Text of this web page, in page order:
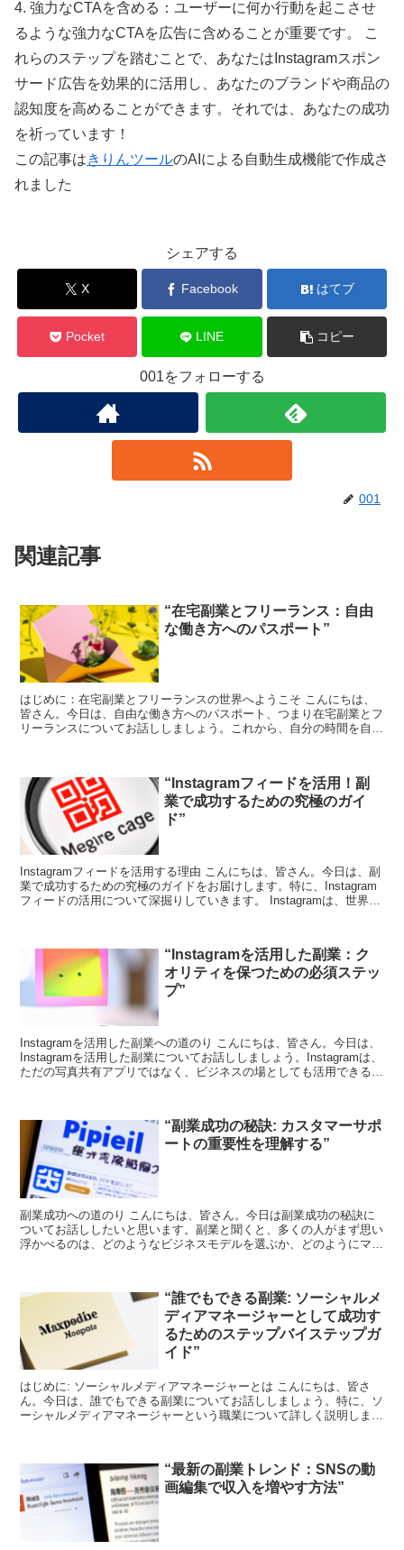
4. 強力なCTAを含める：ユーザーに何か行動を起こさせ
るような強力なCTAを広告に含めることが重要です。 こ
れらのステップを踏むことで、あなたはInstagramスポン
サード広告を効果的に活用し、あなたのブランドや商品の
認知度を高めることができます。それでは、あなたの成功
を祈っています！
この記事はきりんツールのAIによる自動生成機能で作成さ
れました
シェアする
X Facebook はてブ
Pocket LINE コピー
001をフォローする
001
関連記事
“在宅副業とフリーランス：自由
な働き方へのパスポート”
はじめに：在宅副業とフリーランスの世界へようこそ こんにちは、
皆さん。今日は、自由な働き方へのパスポート、つまり在宅副業とフ
リーランスについてお話ししましょう。これから、自分の時間を自分
“Instagramフィードを活用！副
業で成功するための究極のガイ
ド”
Instagramフィードを活用する理由 こんにちは、皆さん。今日は、副
業で成功するための究極のガイドをお届けします。特に、Instagram
フィードの活用について深掘りしていきます。 Instagramは、世界中
“Instagramを活用した副業：ク
オリティを保つための必須ステッ
プ”
Instagramを活用した副業への道のり こんにちは、皆さん。今日は、
Instagramを活用した副業についてお話ししましょう。Instagramは、
ただの写真共有アプリではなく、ビジネスの場としても活用できる素
“副業成功の秘訣: カスタマーサポ
ートの重要性を理解する”
副業成功への道のり こんにちは、皆さん。今日は副業成功の秘訣に
ついてお話ししたいと思います。副業と聞くと、多くの人がまず思い
浮かべるのは、どのようなビジネスモデルを選ぶか、どのようにマー
“誰でもできる副業: ソーシャルメ
ディアマネージャーとして成功す
るためのステップバイステップガ
イド”
はじめに: ソーシャルメディアマネージャーとは こんにちは、皆さ
ん。今日は、誰でもできる副業についてお話ししましょう。特に、ソ
ーシャルメディアマネージャーという職業について詳しく説明しま
“最新の副業トレンド：SNSの動
画編集で収入を増やす方法”